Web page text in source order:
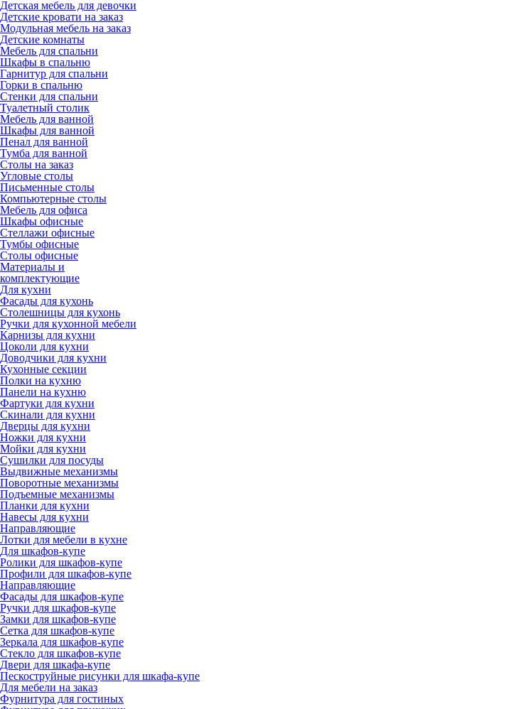
Детская мебель для девочки
Детские кровати на заказ
Модульная мебель на заказ
Детские комнаты
Мебель для спальни
Шкафы в спальню
Гарнитур для спальни
Горки в спальню
Стенки для спальни
Туалетный столик
Мебель для ванной
Шкафы для ванной
Пенал для ванной
Тумба для ванной
Столы на заказ
Угловые столы
Письменные столы
Компьютерные столы
Мебель для офиса
Шкафы офисные
Стеллажи офисные
Тумбы офисные
Столы офисные
Материалы и
комплектующие
Для кухни
Фасады для кухонь
Столешницы для кухонь
Ручки для кухонной мебели
Карнизы для кухни
Цоколи для кухни
Доводчики для кухни
Кухонные секции
Полки на кухню
Панели на кухню
Фартуки для кухни
Скинали для кухни
Дверцы для кухни
Ножки для кухни
Мойки для кухни
Сушилки для посуды
Выдвижные механизмы
Поворотные механизмы
Подъемные механизмы
Планки для кухни
Навесы для кухни
Направляющие
Лотки для мебели в кухне
Для шкафов-купе
Ролики для шкафов-купе
Профили для шкафов-купе
Направляющие
Фасады для шкафов-купе
Ручки для шкафов-купе
Замки для шкафов-купе
Сетка для шкафов-купе
Зеркала для шкафов-купе
Стекло для шкафов-купе
Двери для шкафа-купе
Пескоструйные рисунки для шкафа-купе
Для мебели на заказ
Фурнитура для гостиных